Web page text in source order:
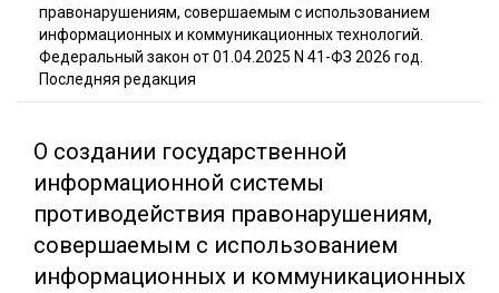
Контакты
Акции и скидки
правонарушениям, совершаемым с использованием
информационных и коммуникационных технологий.
Федеральный закон от 01.04.2025 N 41-ФЗ 2026 год.
Последняя редакция
О создании государственной
информационной системы
противодействия правонарушениям,
совершаемым с использованием
информационных и коммуникационных